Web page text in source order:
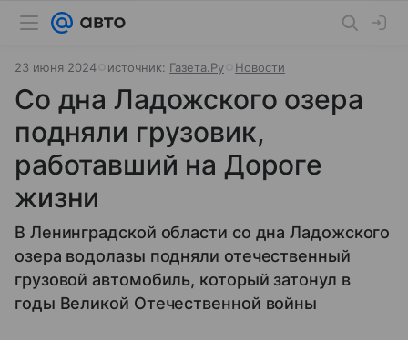
23 июня 2024 источник: Газета.Ру Новости
Со дна Ладожского озера
подняли грузовик,
работавший на Дороге
жизни
В Ленинградской области со дна Ладожского
озера водолазы подняли отечественный
грузовой автомобиль, который затонул в
годы Великой Отечественной войны